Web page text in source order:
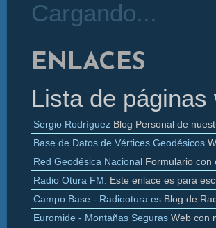
Cargando...
ENLACES
Lista de
Sergio Rodríguez Blog Personal de
Base de Datos de Vértices Geodésicos
Red Geodésica Nacional Formulario con
Radio Otura FM.
Este enlace es para
Campo Base - Radiootura.es Blog de
Euromide - Montañas Seguras Web con